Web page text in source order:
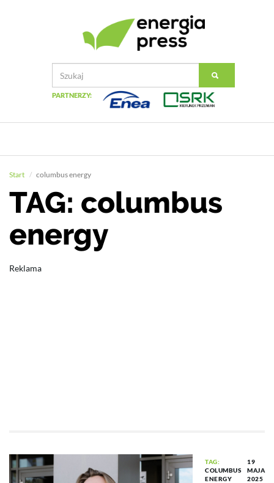
PARTNERZY:
Start columbus energy
TAG: columbus
energy
Reklama
TAG:
COLUMBUS
ENERGY
19
MAJA
2025